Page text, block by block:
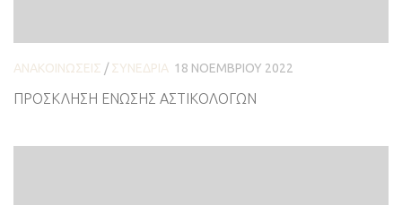
ΑΝΑΚΟΙΝΏΣΕΙΣ /ΣΥΝΈΔΡΙΑ 18 ΝΟΕΜΒΡΊΟΥ 2022
ΠΡΟΣΚΛΗΣΗ ΕΝΩΣΗΣ ΑΣΤΙΚΟΛΟΓΩΝ